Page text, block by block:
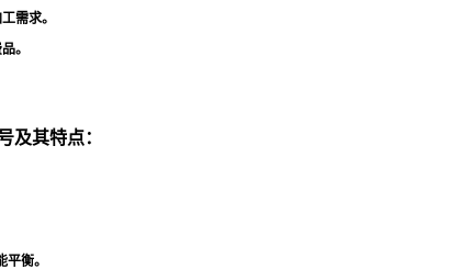
需求。
。
及其特点：
平衡。